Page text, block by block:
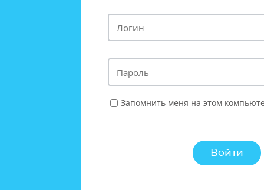
Запомнить меня на этом